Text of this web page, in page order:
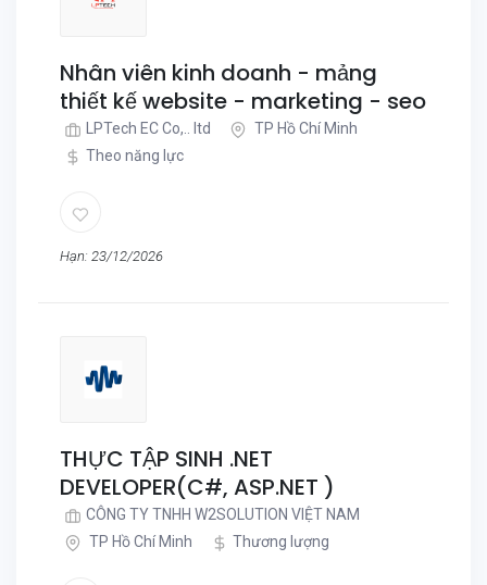
Nhân viên kinh doanh - mảng
thiết kế website - marketing - seo
LPTech EC Co,.. ltd
TP Hồ Chí Minh
Theo năng lực
Hạn: 23/12/2026
THỰC TẬP SINH .NET
DEVELOPER(C#, ASP.NET )
CÔNG TY TNHH W2SOLUTION VIỆT NAM
TP Hồ Chí Minh
Thương lượng